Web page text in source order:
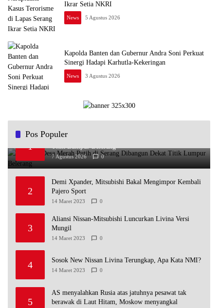
Ikrar Setia NKRI
News 5 Agustus 2026
Kapolda Banten dan Gubernur Andra Soni Perkuat
Sinergi Hadapi Karhutla-Kekeringan
News 3 Agustus 2026
Pos Populer
1
Koperasi Desa Merah Putih di Serang Dibangun Dekat
7 Agustus 2026 0
2
Demi Xpander, Mitsubishi Bakal Mengimpor Kembali
Pajero Sport
14 Maret 2023 0
3
Aliansi Nissan-Mitsubishi Luncurkan Livina Versi
Mungil
14 Maret 2023 0
4 Sosok New Nissan Livina Terungkap, Apa Kata NMI?
14 Maret 2023 0
5
AS menyalahkan Rusia atas jatuhnya pesawat tak
berawak di Laut Hitam, Moskow menyangkal